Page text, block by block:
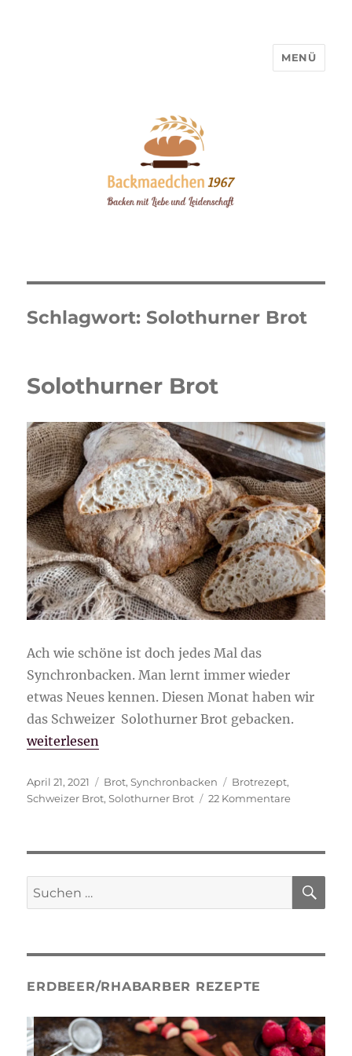
MENÜ
Schlagwort: Solothurner Brot
Solothurner Brot
Ach wie schöne ist doch jedes Mal das
Synchronbacken. Man lernt immer wieder
etwas Neues kennen. Diesen Monat haben wir
das Schweizer Solothurner Brot gebacken.
„Solothurner Brot“
weiterlesen
Veröffentlicht
am
April 21, 2021 Kategorien
Brot,Synchronbacken Schlagwörter
Brotrezept,
Schweizer Brot,Solothurner Brot 22 Kommentarezu
Suche
nach:
ERDBEER/RHABARBER REZEPTE